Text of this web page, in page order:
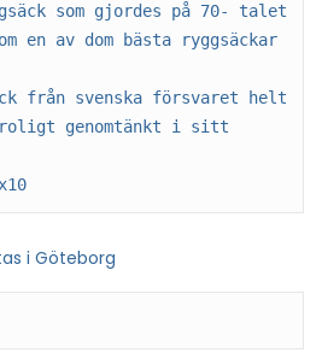
som gjordes på 70- talet
en av dom bästa ryggsäckar
från svenska försvaret helt
genomtänkt i sitt
i Göteborg